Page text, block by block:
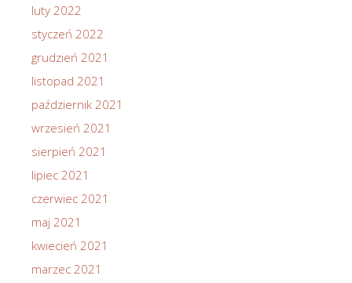
luty 2022
styczeń 2022
grudzień 2021
listopad 2021
październik 2021
wrzesień 2021
sierpień 2021
lipiec 2021
czerwiec 2021
maj 2021
kwiecień 2021
marzec 2021